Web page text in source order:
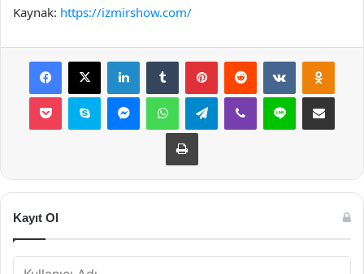
Kaynak: https://izmirshow.com/
Facebook
X LinkedInTumblr PinterestReddit VKontakte
Pocket Skype MessengerWhatsAppTelegramViber Line E-Posta ile
Yazdır
Kayıt Ol